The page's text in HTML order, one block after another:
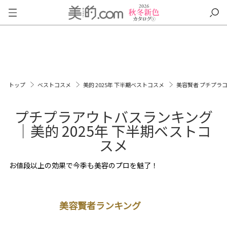
トップ ベストコスメ 美的 2025年 下半期ベストコスメ 美容賢者 プチプラ
プチプラアウトバスランキング
｜美的 2025年 下半期ベストコ
スメ
お値段以上の効果で今季も美容のプロを魅了！
美容賢者ランキング